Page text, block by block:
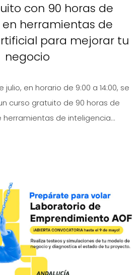
con 90 horas de
herramientas de
para mejorar tu
negocio
julio, en horario de 9:00 a 14:00, se
curso gratuito de 90 horas de
de inteligencia...